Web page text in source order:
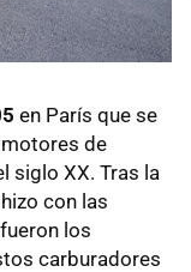
en París que se
de
siglo XX. Tras la
con las
los
carburadores